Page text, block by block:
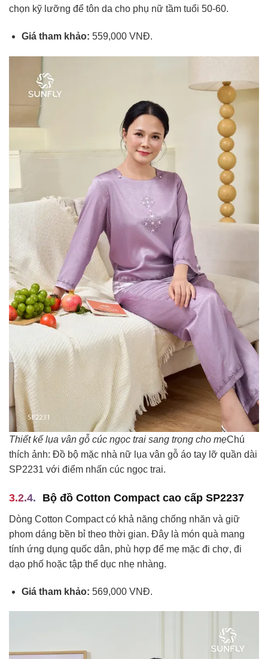
chọn kỹ lưỡng để tôn da cho phụ nữ tầm tuổi 50-60.
Giá tham khảo: 559,000 VNĐ.
Thiết kế lụa vân gỗ cúc ngọc trai sang trọng cho mẹChú
thích ảnh: Đồ bộ mặc nhà nữ lụa vân gỗ áo tay lỡ quần dài
SP2231 với điểm nhấn cúc ngọc trai.
Bộ đồ Cotton Compact cao cấp SP2237
Dòng Cotton Compact có khả năng chống nhăn và giữ
phom dáng bền bỉ theo thời gian. Đây là món quà mang
tính ứng dụng quốc dân, phù hợp để mẹ mặc đi chợ, đi
dạo phố hoặc tập thể dục nhẹ nhàng.
Giá tham khảo: 569,000 VNĐ.